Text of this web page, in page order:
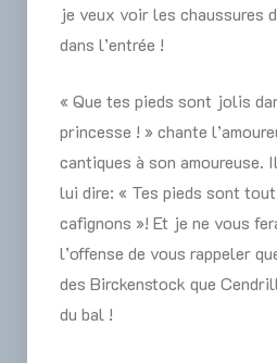
je veux voir les chaussures
dans l’entrée !
« Que tes pieds sont jolis
princesse ! » chante
cantiques à son amoureuse.
lui dire: « Tes pieds sont
cafignons »! Et je ne vous
l’offense de vous rappeler
des Birckenstock que
du bal !